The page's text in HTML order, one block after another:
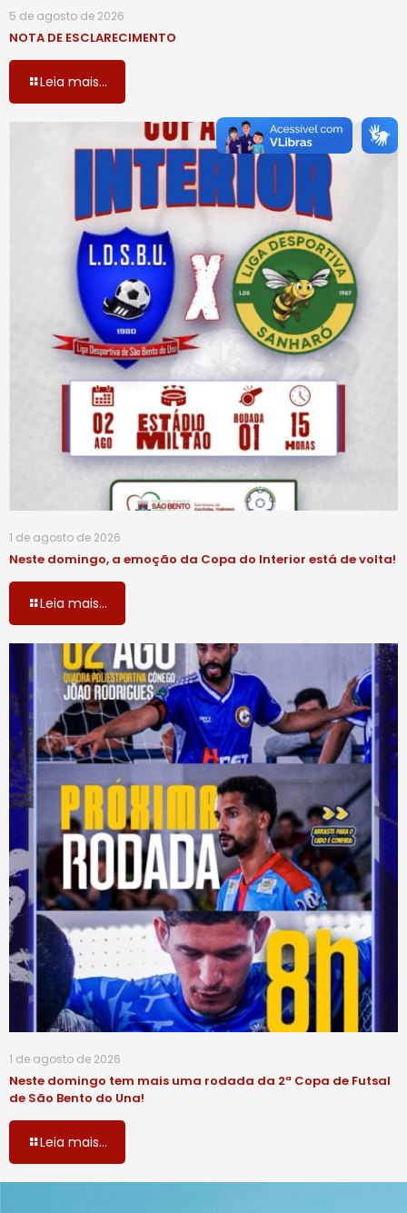
5 de agosto de 2026
NOTA DE ESCLARECIMENTO
Leia mais...
1 de agosto de 2026
Neste domingo, a emoção da Copa do Interior está de volta!
Leia mais...
1 de agosto de 2026
Neste domingo tem mais uma rodada da 2ª Copa de Futsal
de São Bento do Una!
Leia mais...